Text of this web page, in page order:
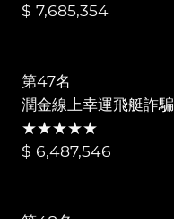
$ 7,685,354
第47名
潤金線上幸運飛艇詐騙
★★★★★
$ 6,487,546